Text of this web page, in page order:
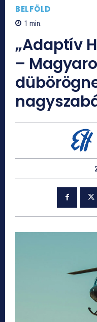
BELFÖLD
1 min.
„Adaptív
–